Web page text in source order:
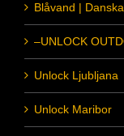
Blåvand | Danska
–UNLOCK
Unlock Ljubljana
Unlock Maribor